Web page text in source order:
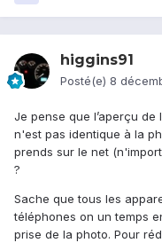
higgins91
Posté(e) 8
Je pense que l’aperçu
n'est pas identique à la
prends sur le net
?
Sache que tous les
téléphones on un temps
prise de la photo. Pour